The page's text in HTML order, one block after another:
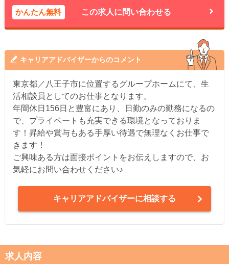
かんたん無料 この求人に問い合わせる
キャリアアドバイザーからのコメント
東京都／八王子市に位置するグループホームにて、生
活相談員としてのお仕事となります。
年間休日156日と豊富にあり、日勤のみの勤務になるの
で、プライベートも充実できる環境となっておりま
す！昇給や賞与もある手厚い待遇で無理なくお仕事で
きます！
ご興味ある方は面接ポイントをお伝えしますので、お
気軽にお問い合わせください♪
キャリアアドバイザーに相談する
求人内容